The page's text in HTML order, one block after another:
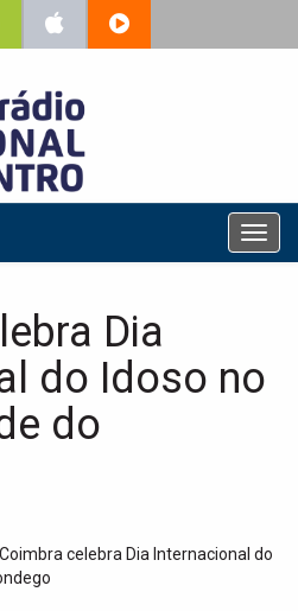
T
o
n
i
Dia
do Idoso no
do